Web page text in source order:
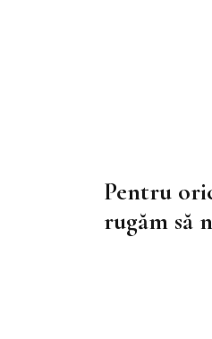
Pentru
rugăm să